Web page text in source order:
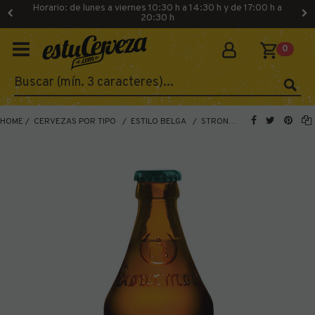
Horario: de lunes a viernes 10:30 h a 14:30 h y de 17:00 h a
20:30 h
0
HOME CERVEZAS POR TIPO ESTILO BELGA STRONG ALE